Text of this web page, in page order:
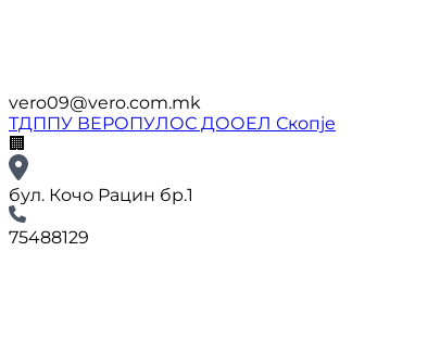
vero09@vero.com.mk
ТДППУ ВЕРОПУЛОС ДООЕЛ Скопје
🏢
бул. Кочо Рацин бр.1
75488129